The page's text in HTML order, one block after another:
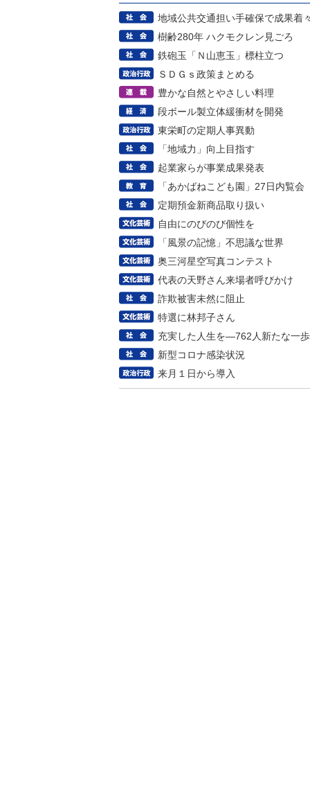
地域公共交通担い手確保で成果着
樹齢280年 ハクモクレン見ごろ
鉄砲玉「Ｎ山恵玉」標柱立つ
ＳＤＧｓ政策まとめる
豊かな自然とやさしい料理
段ボール製立体緩衝材を開発
東栄町の定期人事異動
「地域力」向上目指す
起業家らが事業成果発表
「あかばねこども園」27日内覧会
定期預金新商品取り扱い
自由にのびのび個性を
「風景の記憶」不思議な世界
奥三河星空写真コンテスト
代表の天野さん来場者呼びかけ
詐欺被害未然に阻止
特選に林邦子さん
充実した人生を―762人新たな一歩
新型コロナ感染状況
来月１日から導入